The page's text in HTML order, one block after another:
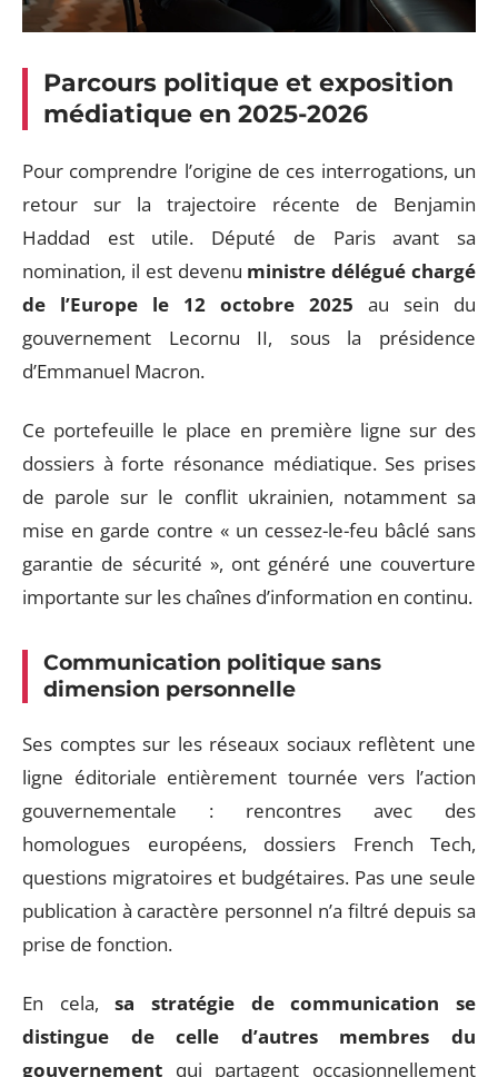
Parcours politique et exposition
médiatique en 2025-2026
Pour comprendre l’origine de ces interrogations, un
retour sur la trajectoire récente de Benjamin
Haddad est utile. Député de Paris avant sa
nomination, il est devenu ministre délégué chargé
de l’Europe le 12 octobre 2025 au sein du
gouvernement Lecornu II, sous la présidence
d’Emmanuel Macron.
Ce portefeuille le place en première ligne sur des
dossiers à forte résonance médiatique. Ses prises
de parole sur le conflit ukrainien, notamment sa
mise en garde contre « un cessez-le-feu bâclé sans
garantie de sécurité », ont généré une couverture
importante sur les chaînes d’information en continu.
Communication politique sans
dimension personnelle
Ses comptes sur les réseaux sociaux reflètent une
ligne éditoriale entièrement tournée vers l’action
gouvernementale : rencontres avec des
homologues européens, dossiers French Tech,
questions migratoires et budgétaires. Pas une seule
publication à caractère personnel n’a filtré depuis sa
prise de fonction.
En cela,sa stratégie de communication se
distingue de celle d’autres membres du
gouvernement qui partagent occasionnellement